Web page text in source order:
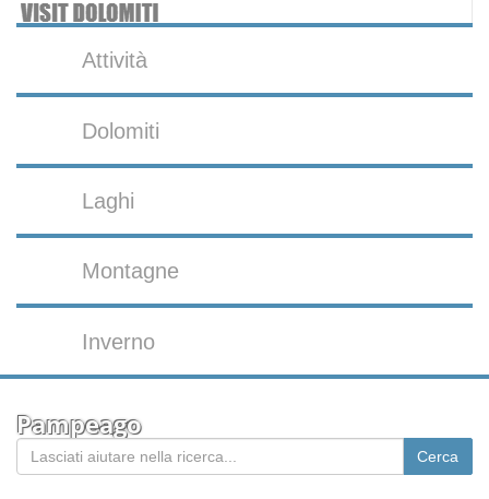
Attività
Dolomiti
Laghi
Montagne
Inverno
Pampeago